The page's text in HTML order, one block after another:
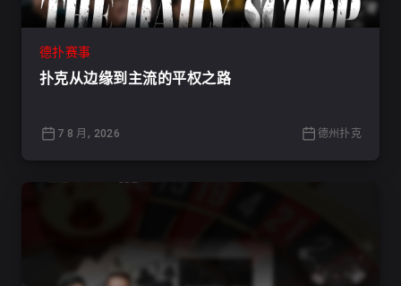
德扑赛事
扑克从边缘到主流的平权之路
7 8 月, 2026 德州扑克